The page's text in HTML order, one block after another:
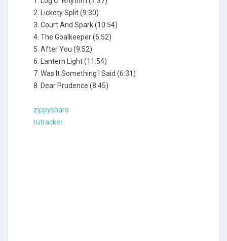
2. Lickety Split (9:30)
3. Court And Spark (10:54)
4. The Goalkeeper (6:52)
5. After You (9:52)
6. Lantern Light (11:54)
7. Was It Something I Said (6:31)
8. Dear Prudence (8:45)
zippyshare
rutracker